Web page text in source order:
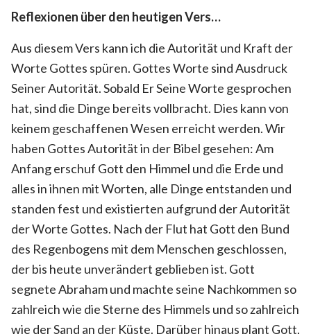
Reflexionen über den heutigen Vers…
Aus diesem Vers kann ich die Autorität und Kraft der
Worte Gottes spüren. Gottes Worte sind Ausdruck
Seiner Autorität. Sobald Er Seine Worte gesprochen
hat, sind die Dinge bereits vollbracht. Dies kann von
keinem geschaffenen Wesen erreicht werden. Wir
haben Gottes Autorität in der Bibel gesehen: Am
Anfang erschuf Gott den Himmel und die Erde und
alles in ihnen mit Worten, alle Dinge entstanden und
standen fest und existierten aufgrund der Autorität
der Worte Gottes. Nach der Flut hat Gott den Bund
des Regenbogens mit dem Menschen geschlossen,
der bis heute unverändert geblieben ist. Gott
segnete Abraham und machte seine Nachkommen so
zahlreich wie die Sterne des Himmels und so zahlreich
wie der Sand an der Küste. Darüber hinaus plant Gott,